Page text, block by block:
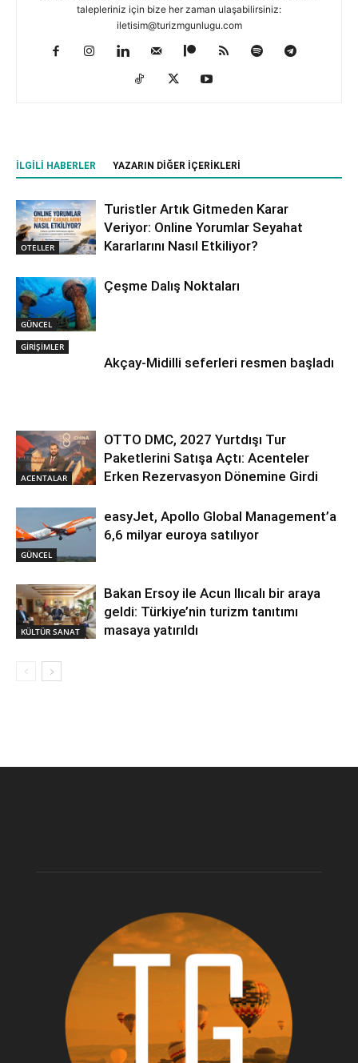
talepleriniz için bize her zaman ulaşabilirsiniz:
iletisim@turizmgunlugu.com
İLGILI HABERLER YAZARIN DIĞER İÇERIKLERI
OTELLER
Turistler Artık Gitmeden Karar
Veriyor: Online Yorumlar Seyahat
Kararlarını Nasıl Etkiliyor?
GÜNCEL
Çeşme Dalış Noktaları
GİRİŞİMLER
Akçay-Midilli seferleri resmen başladı
ACENTALAR
OTTO DMC, 2027 Yurtdışı Tur
Paketlerini Satışa Açtı: Acenteler
Erken Rezervasyon Dönemine Girdi
GÜNCEL
easyJet, Apollo Global Management’a
6,6 milyar euroya satılıyor
KÜLTÜR SANAT
Bakan Ersoy ile Acun Ilıcalı bir araya
geldi: Türkiye’nin turizm tanıtımı
masaya yatırıldı